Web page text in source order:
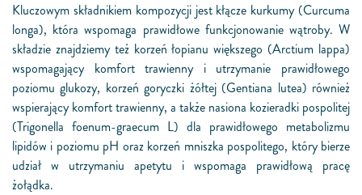
Kluczowym składnikiem kompozycji jest kłącze kurkumy (Curcuma
longa), która wspomaga prawidłowe funkcjonowanie wątroby. W
składzie znajdziemy też korzeń łopianu większego (Arctium lappa)
wspomagający komfort trawienny i utrzymanie prawidłowego
poziomu glukozy, korzeń goryczki żółtej (Gentiana lutea) również
wspierający komfort trawienny, a także nasiona kozieradki pospolitej
(Trigonella foenum-graecum L) dla prawidłowego metabolizmu
lipidów i poziomu pH oraz korzeń mniszka pospolitego, który bierze
udział w utrzymaniu apetytu i wspomaga prawidłową pracę
żołądka.